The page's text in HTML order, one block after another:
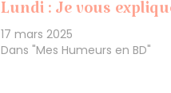
Lundi : Je vous
17 mars 2025
Dans "Mes Humeurs en BD"